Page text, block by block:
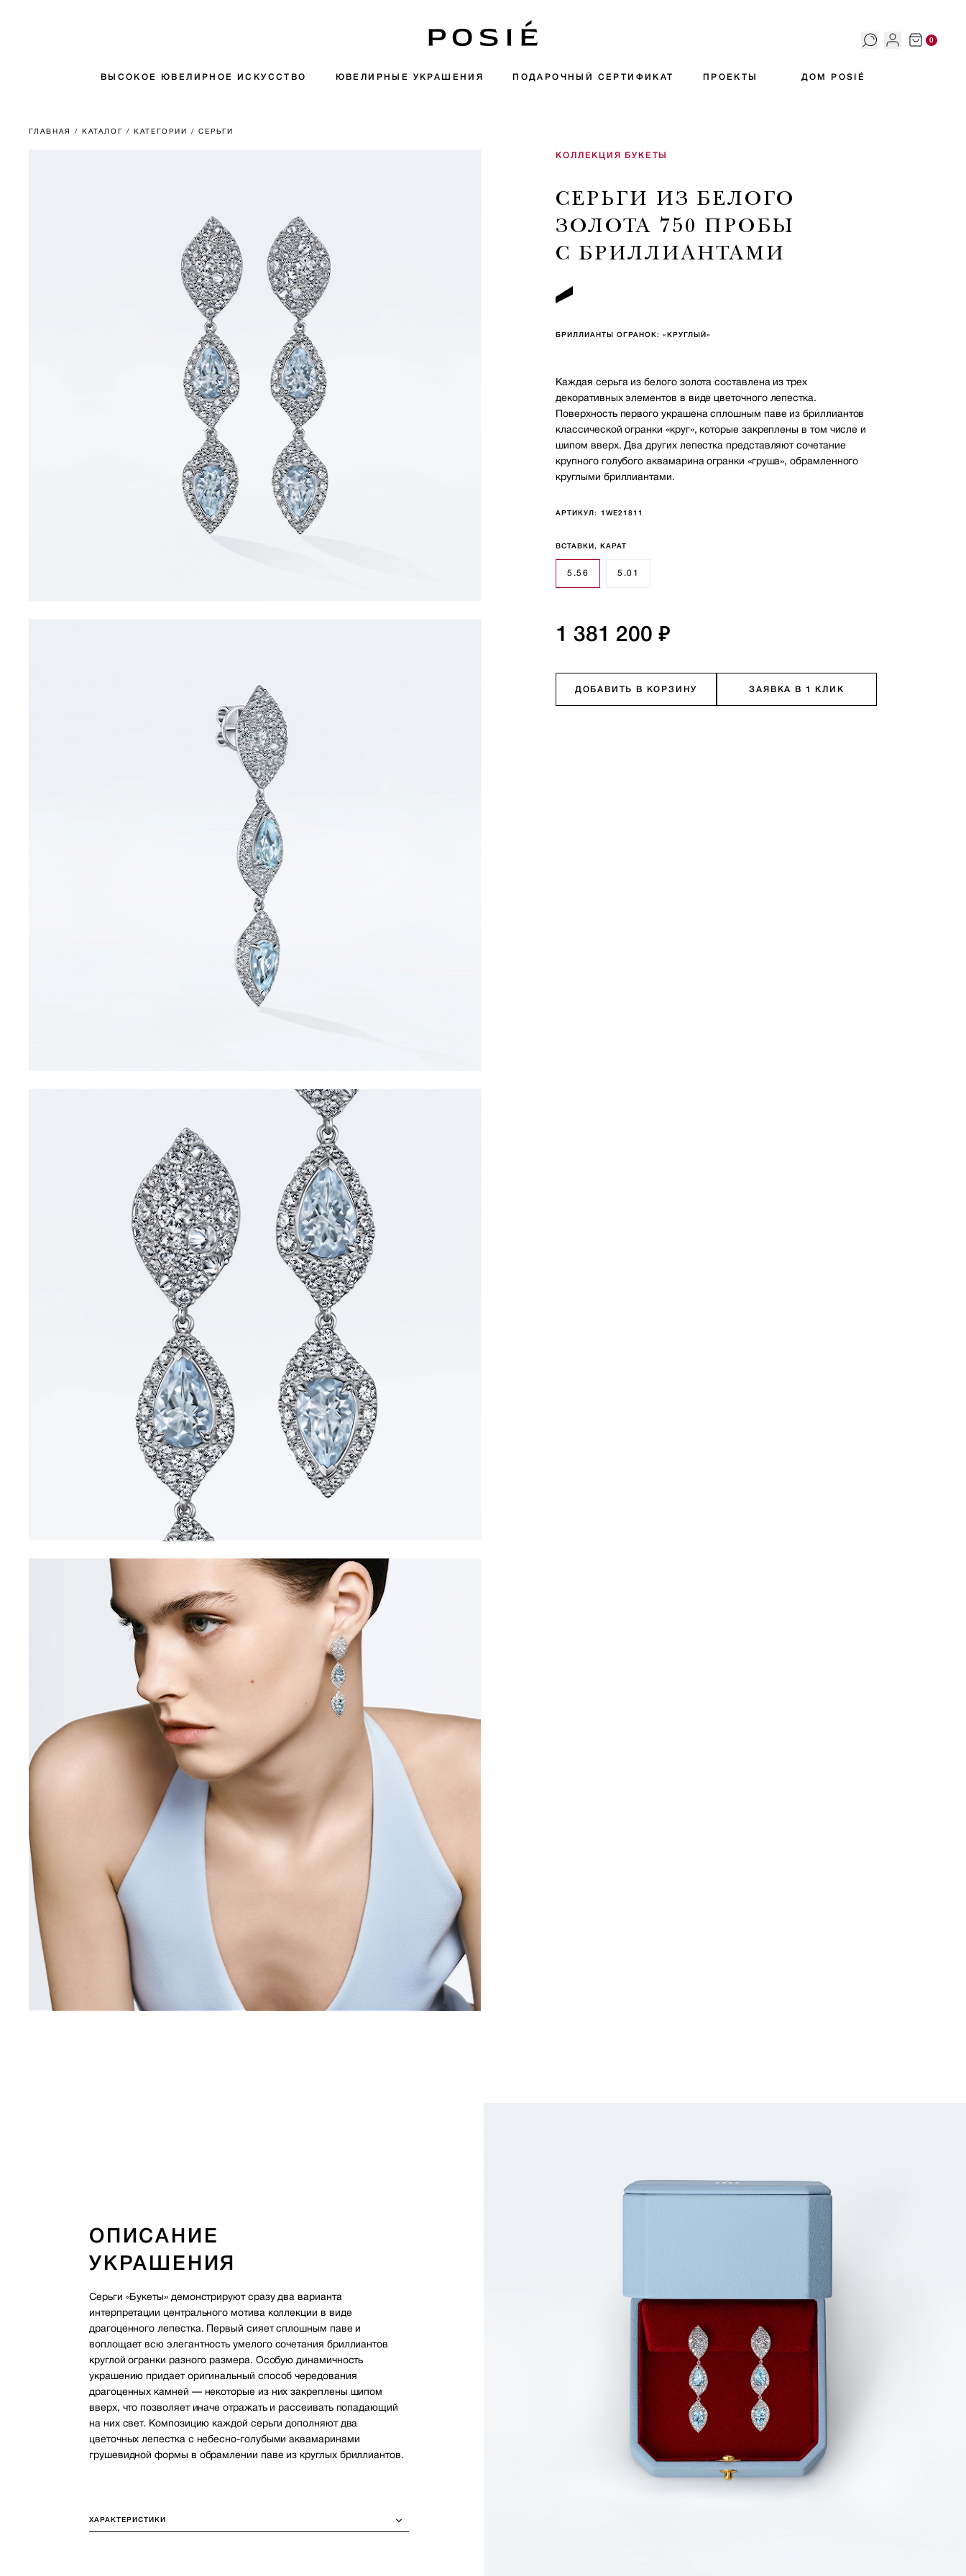
0
ВЫСОКОЕ ЮВЕЛИРНОЕ ИСКУССТВО ЮВЕЛИРНЫЕ УКРАШЕНИЯ ПОДАРОЧНЫЙ СЕРТИФИКАТ ПРОЕКТЫ ДОМ POSIÉ
ГЛАВНАЯ / КАТАЛОГ / КАТЕГОРИИ / СЕРЬГИ
КОЛЛЕКЦИЯ БУКЕТЫ
СЕРЬГИ ИЗ БЕЛОГО
ЗОЛОТА 750 ПРОБЫ
С БРИЛЛИАНТАМИ
БРИЛЛИАНТЫ ОГРАНОК: «КРУГЛЫЙ»
Каждая серьга из белого золота составлена из трех
декоративных элементов в виде цветочного лепестка.
Поверхность первого украшена сплошным паве из бриллиантов
классической огранки «круг», которые закреплены в том числе и
шипом вверх. Два других лепестка представляют сочетание
крупного голубого аквамарина огранки «груша», обрамленного
круглыми бриллиантами.
АРТИКУЛ: 1WE21811
ВСТАВКИ, КАРАТ
5.56 5.01
1 381 200 ₽
ДОБАВИТЬ В КОРЗИНУ ЗАЯВКА В 1 КЛИК
ОПИСАНИЕ
УКРАШЕНИЯ
Серьги «Букеты» демонстрируют сразу два варианта
интерпретации центрального мотива коллекции в виде
драгоценного лепестка. Первый сияет сплошным паве и
воплощает всю элегантность умелого сочетания бриллиантов
круглой огранки разного размера. Особую динамичность
украшению придает оригинальный способ чередования
драгоценных камней — некоторые из них закреплены шипом
вверх, что позволяет иначе отражать и рассеивать попадающий
на них свет. Композицию каждой серьги дополняют два
цветочных лепестка с небесно-голубыми аквамаринами
грушевидной формы в обрамлении паве из круглых бриллиантов.
ХАРАКТЕРИСТИКИ